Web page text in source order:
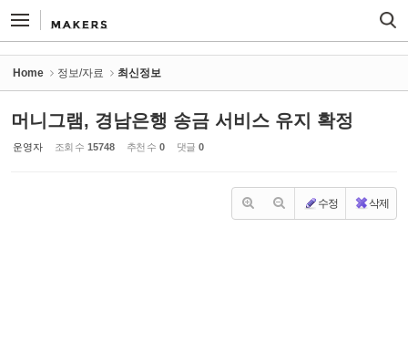
Home 정보/자료 최신정보
머니그램, 경남은행 송금 서비스 유지 확정
운영자 조회 수 15748 추천 수 0 댓글 0
수정 삭제